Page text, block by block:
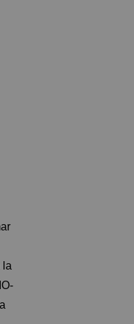
la